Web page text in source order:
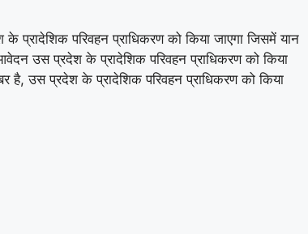
परिवहन प्राधिकरण को किया जाएगा जिसमें यान
उस प्रदेश के प्रादेशिक परिवहन प्राधिकरण को किया
है, उस प्रदेश के प्रादेशिक परिवहन प्राधिकरण को किया